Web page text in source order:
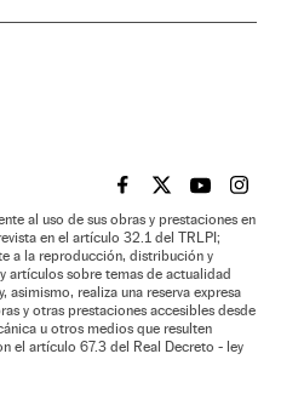
EL PAÍS BRASIL EN
EL PAÍSEL PAÍS
EL
al uso de sus obras y prestaciones en
en el artículo 32.1 del TRLPI;
a la reproducción, distribución y
artículos sobre temas de actualidad
asimismo, realiza una reserva expresa
y otras prestaciones accesibles desde
u otros medios que resulten
el artículo 67.3 del Real Decreto - ley